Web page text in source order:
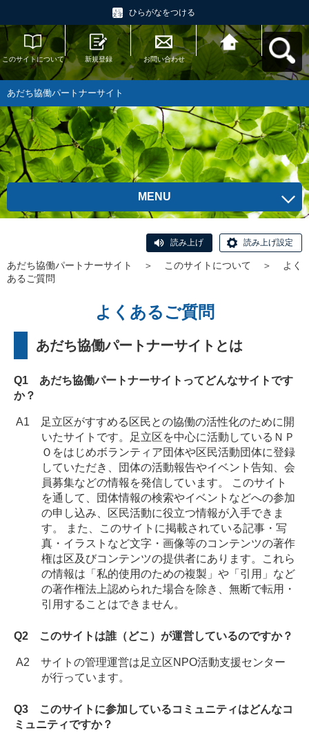
ひらがなをつける
このサイトについて 新規登録 お問い合わせ
あだち協働パートナ
ーサイトへ戻る
あだち協働パートナーサイト
MENU
読み上げ 読み上げ設定
あだち協働パートナーサイト ＞ このサイトについて ＞
よく
あるご質問
よくあるご質問
あだち協働パートナーサイトとは
Q1 あだち協働パートナーサイトってどんなサイトです
か？
A1 足立区がすすめる区民との協働の活性化のために開
いたサイトです。足立区を中心に活動しているＮＰ
Ｏをはじめボランティア団体や区民活動団体に登録
していただき、団体の活動報告やイベント告知、会
員募集などの情報を発信しています。 このサイト
を通して、団体情報の検索やイベントなどへの参加
の申し込み、区民活動に役立つ情報が入手できま
す。 また、このサイトに掲載されている記事・写
真・イラストなど文字・画像等のコンテンツの著作
権は区及びコンテンツの提供者にあります。これら
の情報は「私的使用のための複製」や「引用」など
の著作権法上認められた場合を除き、無断で転用・
引用することはできません。
Q2 このサイトは誰（どこ）が運営しているのですか？
A2 サイトの管理運営は足立区NPO活動支援センター
が行っています。
Q3 このサイトに参加しているコミュニティはどんなコ
ミュニティですか？